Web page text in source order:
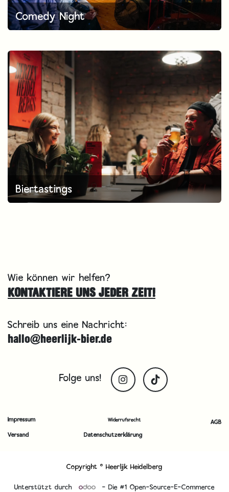
Comedy Night
Biertastings
Wie können wir helfen?
KONTAKTIERE UNS JEDER ZEIT!
Schreib uns eine Nachricht:
hallo@heerlijk-bier.de
Folge uns!
Impressum
Versand
Widerrufsrecht
Datenschutzerklärung
AGB
Copyright © Heerlijk Heidelberg
Unterstützt durch - Die #1 Open-Source-E-Commerce